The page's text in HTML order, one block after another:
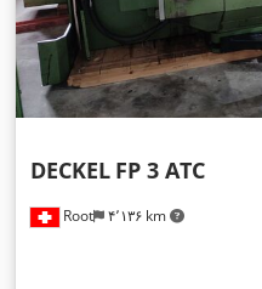
Root ۴٬۱۳۶ km
DECKEL FP 3 ATC